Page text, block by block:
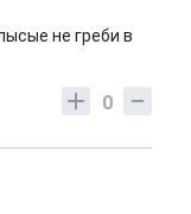
не греби в
0